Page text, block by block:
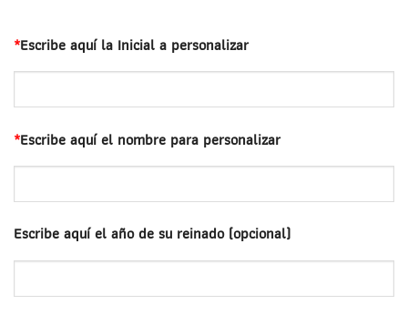
*Escribe aquí la Inicial a personalizar
*Escribe aquí el nombre para personalizar
Escribe aquí el año de su reinado (opcional)